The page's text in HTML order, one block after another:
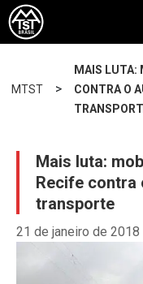
MTST >
MAIS LUTA:
CONTRA O
Mais luta:
Recife contra
transporte
21 de janeiro de 2018